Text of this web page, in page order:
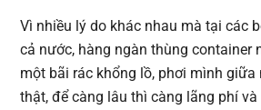
Vì nhiều lý do khác nhau mà tại các
cả nước, hàng ngàn thùng container
một bãi rác khổng lồ, phơi mình giữa
thật, để càng lâu thì càng lãng phí